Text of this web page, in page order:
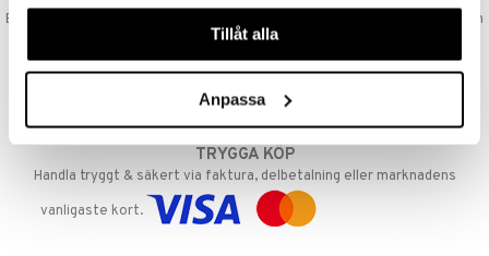
våra cookies vid fortsatt användande av vår webbplats.
Tillåt alla
Anpassa
Beställningar lagda före 14:00 (gäller varor i lager) skickas normalt ut från
oss samma dag.
GODKÄND AV LÄKEMEDELSVERKET
EU-logotypen är symbolen som visar att vi är godkända av
TRYGGA KÖP
Handla tryggt & säkert via faktura, delbetalning eller marknadens
vanligaste kort.